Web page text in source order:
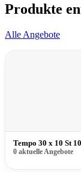
Produkte
Alle Angebote
Tempo 30 x 10 St
0 aktuelle Angebote